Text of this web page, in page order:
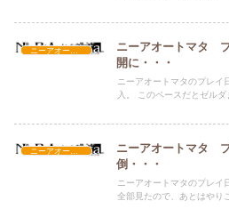
ニーアオートマタ
ニーアオートマタ
開に・・・
ニーアオートマタのプレイ
入。 このペースだとゼル
ニーアオートマタ
ニーアオートマタ
倒・・・
ニーアオートマタのプレイ
全部見たので、あとはやり